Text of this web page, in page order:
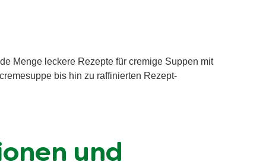
Menge leckere Rezepte für cremige Suppen mit
bis hin zu raffinierten Rezept-
und